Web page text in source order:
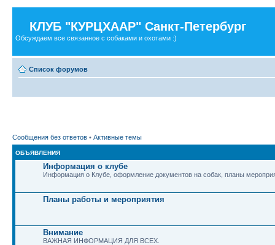
КЛУБ "КУРЦХААР" Санкт-Петербург
Обсуждаем все связанное с собаками и охотами :)
Список форумов
Сообщения без ответов • Активные темы
ОБЪЯВЛЕНИЯ
Информация о клубе
Информация о Клубе, оформление документов на собак, планы
Планы работы и мероприятия
Внимание
ВАЖНАЯ ИНФОРМАЦИЯ ДЛЯ ВСЕХ.